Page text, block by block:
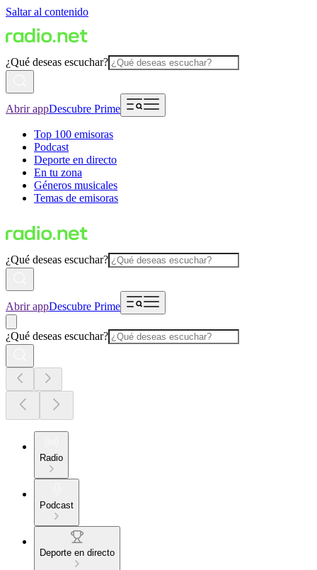
Saltar al contenido
¿Qué deseas escuchar?
Abrir appDescubre Prime
Top 100 emisoras
Podcast
Deporte en directo
En tu zona
Géneros musicales
Temas de emisoras
¿Qué deseas escuchar?
Abrir appDescubre Prime
¿Qué deseas escuchar?
Radio
Podcast
Deporte en directo